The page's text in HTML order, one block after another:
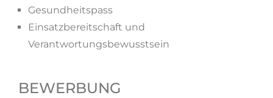
Gesundheitspass
Einsatzbereitschaft und
Verantwortungsbewusstsein
BEWERBUNG